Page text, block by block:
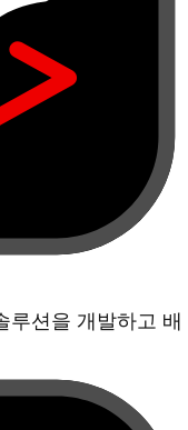
루션을 개발하고 배